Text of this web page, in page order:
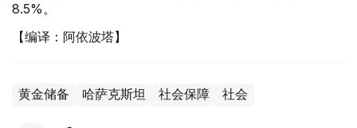
8.5%。
【编译：阿依波塔】
黄金储备 哈萨克斯坦 社会保障 社会